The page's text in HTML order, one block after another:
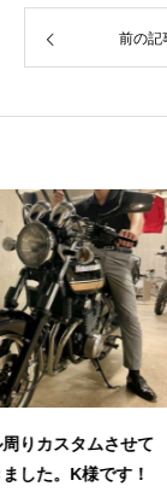
前の記
スーパーホーク納
す